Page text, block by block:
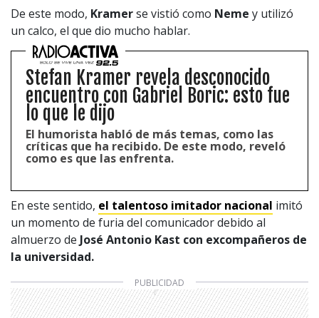
De este modo, Kramerse vistió como Neme y utilizó
un calco, el que dio mucho hablar.
Stefan Kramer revela desconocido
encuentro con Gabriel Boric: esto fue
lo que le dijo
El humorista habló de más temas, como las
críticas que ha recibido. De este modo, reveló
como es que las enfrenta.
En este sentido, el talentoso imitador nacional imitó
un momento de furia del comunicador debido al
almuerzo de José Antonio Kast con excompañeros de
la universidad.